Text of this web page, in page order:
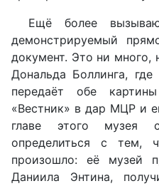
Ещё более
демонстрируемый
документ. Это ни много,
Дональда Боллинга,
передаёт обе
«Вестник» в дар МЦР и
главе этого музея
определиться с
произошло: её музей
Даниила Энтина,